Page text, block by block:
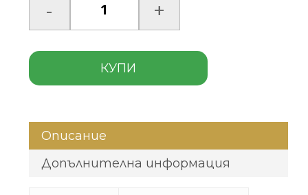
КУПИ
Описание
Допълнителна информация